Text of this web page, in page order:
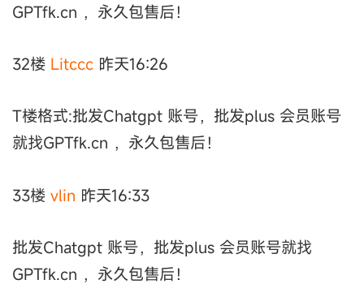
GPTfk.cn ，永久包售后！
32楼 Litccc 昨天16:26
T楼格式:批发Chatgpt 账号，批发plus 会员账号
就找GPTfk.cn ，永久包售后！
33楼 vlin 昨天16:33
批发Chatgpt 账号，批发plus 会员账号就找
GPTfk.cn ，永久包售后！